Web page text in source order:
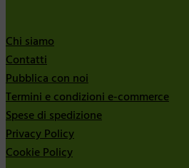
Chi siamo
Contatti
Pubblica con noi
Termini e condizioni e-commerce
Spese di spedizione
Privacy Policy
Cookie Policy